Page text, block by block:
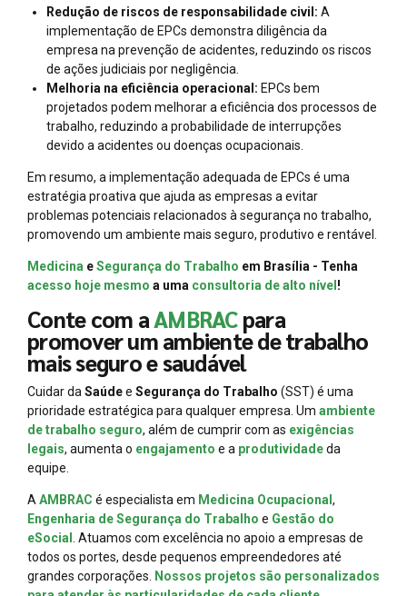
Redução de riscos de responsabilidade civil: A
implementação de EPCs demonstra diligência da
empresa na prevenção de acidentes, reduzindo os riscos
de ações judiciais por negligência.
Melhoria na eficiência operacional: EPCs bem
projetados podem melhorar a eficiência dos processos de
trabalho, reduzindo a probabilidade de interrupções
devido a acidentes ou doenças ocupacionais.
Em resumo, a implementação adequada de EPCs é uma
estratégia proativa que ajuda as empresas a evitar
problemas potenciais relacionados à segurança no trabalho,
promovendo um ambiente mais seguro, produtivo e rentável.
Medicina eSegurança do Trabalho em Brasília - Tenha
acesso hoje mesmo a uma consultoria de alto nível !
Conte com aAMBRACpara
promover um ambiente de trabalho
mais seguro e saudável
Cuidar da Saúdee Segurança do Trabalho (SST) é uma
prioridade estratégica para qualquer empresa. Um ambiente
de trabalho seguro, além de cumprir com as exigências
legais, aumenta o engajamento e a produtividadeda
equipe.
A AMBRAC é especialista em Medicina Ocupacional ,
Engenharia de Segurança do Trabalho e Gestão do
eSocial
. Atuamos com excelência no apoio a empresas de
todos os portes, desde pequenos empreendedores até
grandes corporações.
Nossos projetos são personalizados